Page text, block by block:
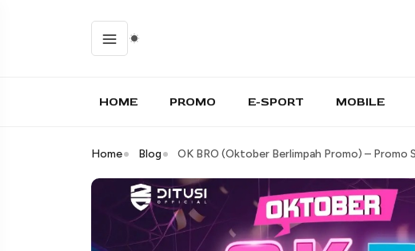
HOME PROMO E-SPORT MOBILE
Home Blog OK BRO (Oktober Berlimpah Promo) – Promo